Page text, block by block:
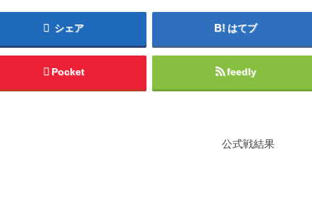
シェア はてブ
Pocket feedly
公式戦結果